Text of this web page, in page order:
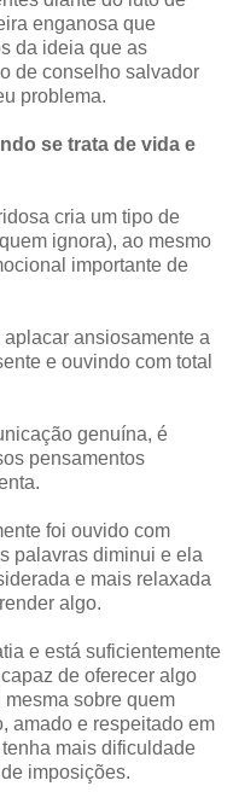
enganosa que
da ideia que as
de conselho salvador
problema.
se trata de vida e
cria um tipo de
ignora), ao mesmo
importante de
ansiosamente a
e ouvindo com total
genuína, é
pensamentos
foi ouvido com
palavras diminui e ela
e mais relaxada
algo.
e está suficientemente
de oferecer algo
sobre quem
amado e respeitado em
mais dificuldade
imposições.